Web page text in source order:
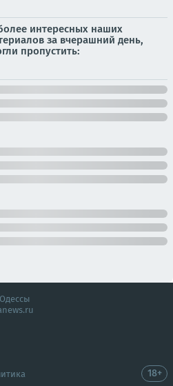
интересных наших
за вчерашний день,
пропустить:
18+